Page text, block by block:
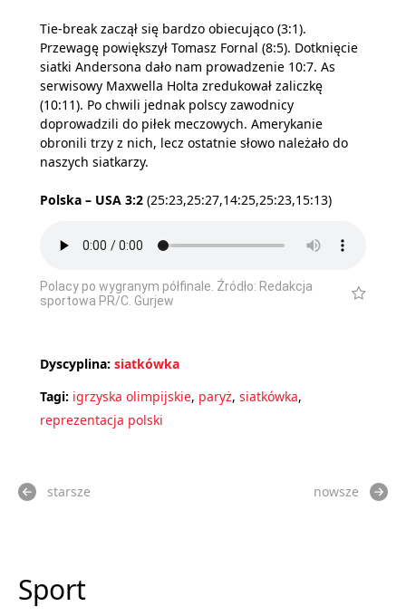
Tie-break zaczął się bardzo obiecująco (3:1).
Przewagę powiększył Tomasz Fornal (8:5). Dotknięcie
siatki Andersona dało nam prowadzenie 10:7. As
serwisowy Maxwella Holta zredukował zaliczkę
(10:11). Po chwili jednak polscy zawodnicy
doprowadzili do piłek meczowych. Amerykanie
obronili trzy z nich, lecz ostatnie słowo należało do
naszych siatkarzy.
Polska – USA 3:2 (25:23,25:27,14:25,25:23,15:13)
Polacy po wygranym półfinale. Źródło: Redakcja
sportowa PR/C. Gurjew
Dyscyplina: siatkówka
Tagi: igrzyska olimpijskie, paryż, siatkówka,
reprezentacja polski
starsze nowsze
Sport